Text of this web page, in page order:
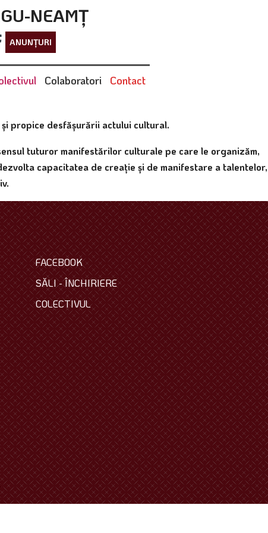
NEAMȚ
ANUNȚURI
Colaboratori Contact
propice desfăşurării actului cultural.
tuturor manifestărilor culturale pe care le organizăm,
capacitatea de creaţie şi de manifestare a talentelor,
FACEBOOK
SĂLI - ÎNCHIRIERE
COLECTIVUL